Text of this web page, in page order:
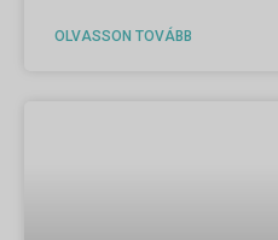
OLVASSON TOVÁBB